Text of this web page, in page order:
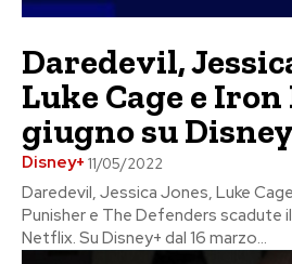
Daredevil,
Luke Cage e
giugno su
Disney+ 11/05/2022
Daredevil, Jessica Jones, Luke
Punisher e The Defenders scadute
Netflix. Su Disney+ dal 16 marzo...